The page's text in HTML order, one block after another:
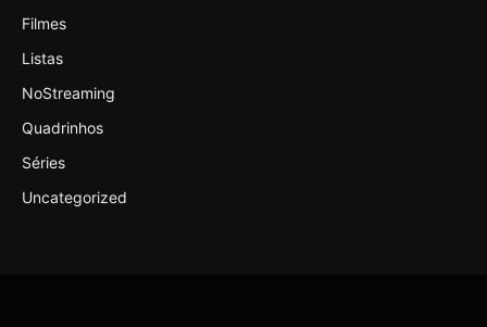
Filmes
Listas
NoStreaming
Quadrinhos
Séries
Uncategorized